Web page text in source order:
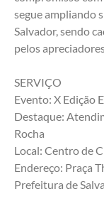
segue ampliando
Salvador, sendo
pelos
SERVIÇO
Evento: X Edição
Destaque:
Rocha
Local: Centro de
Endereço: Praça
Prefeitura de